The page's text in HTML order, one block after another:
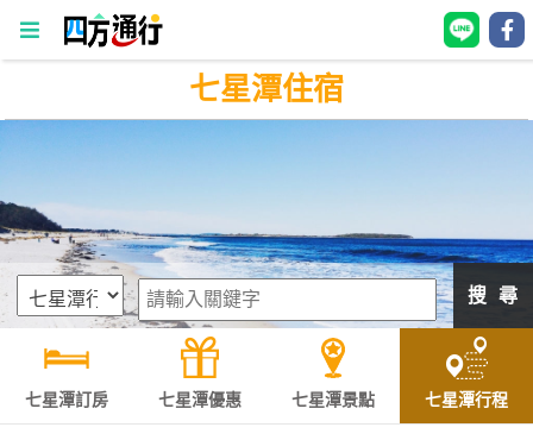
四
行
訂
房
灣
訂
房
七星潭住宿
搜 尋
七星潭訂房 七星潭優惠 七星潭景點 七星潭行程